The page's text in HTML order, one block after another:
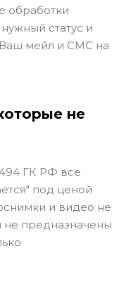
обработки
статус и
мейл и СМС на
не
ГК РФ все
под ценой
и видео не
не предназначены